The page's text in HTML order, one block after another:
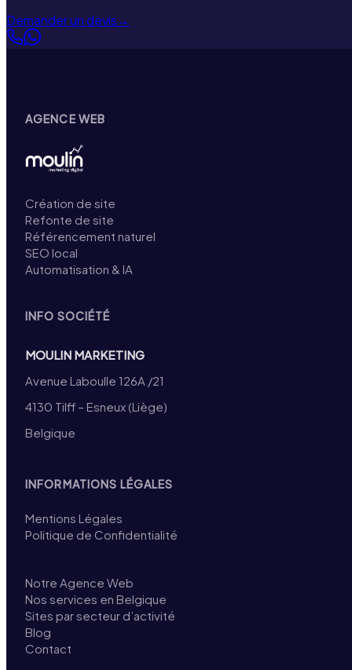
Demander un devis→
AGENCE WEB
Création de site
Refonte de site
Référencement naturel
SEO local
Automatisation & IA
INFO SOCIÉTÉ
MOULIN MARKETING
Avenue Laboulle 126A /21
4130 Tilff – Esneux (Liège)
Belgique
INFORMATIONS LÉGALES
Mentions Légales
Politique de Confidentialité
Notre Agence Web
Nos services en Belgique
Sites par secteur d’activité
Blog
Contact